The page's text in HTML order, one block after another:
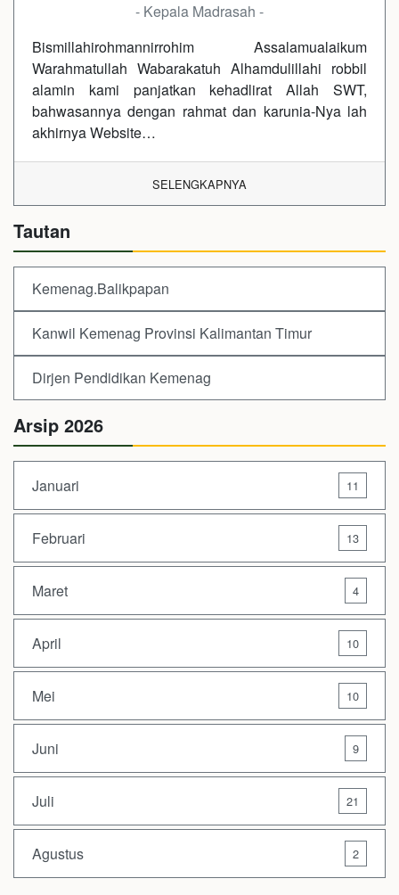
- Kepala Madrasah -
Bismillahirohmannirrohim Assalamualaikum
Warahmatullah Wabarakatuh Alhamdulillahi robbil
alamin kami panjatkan kehadlirat Allah SWT,
bahwasannya dengan rahmat dan karunia-Nya lah
akhirnya Website…
SELENGKAPNYA
Tautan
Kemenag.Balikpapan
Kanwil Kemenag Provinsi Kalimantan Timur
Dirjen Pendidikan Kemenag
Arsip 2026
Januari 11
Februari 13
Maret 4
April 10
Mei 10
Juni 9
Juli 21
Agustus 2